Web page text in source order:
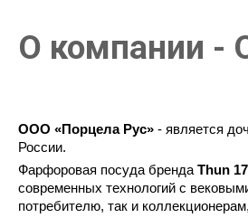
О компании -
ООО «Порцела Рус» - является
России.
Фарфоровая посуда бренда Thun
современных технологий с
потребителю, так и